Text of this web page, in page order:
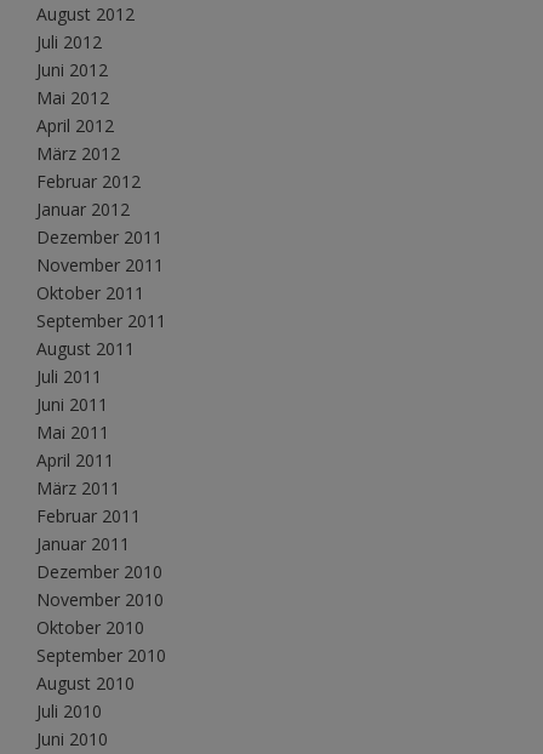
August 2012
Juli 2012
Juni 2012
Mai 2012
April 2012
März 2012
Februar 2012
Januar 2012
Dezember 2011
November 2011
Oktober 2011
September 2011
August 2011
Juli 2011
Juni 2011
Mai 2011
April 2011
März 2011
Februar 2011
Januar 2011
Dezember 2010
November 2010
Oktober 2010
September 2010
August 2010
Juli 2010
Juni 2010